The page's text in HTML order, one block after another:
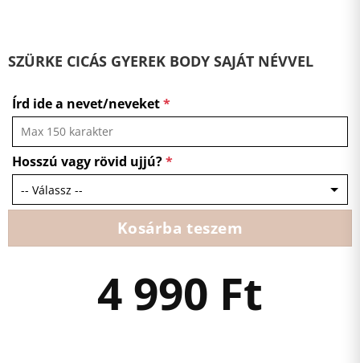
SZÜRKE CICÁS GYEREK BODY SAJÁT NÉVVEL
Írd ide a nevet/neveket*
Hosszú vagy rövid ujjú?*
Kosárba teszem
4 990 Ft